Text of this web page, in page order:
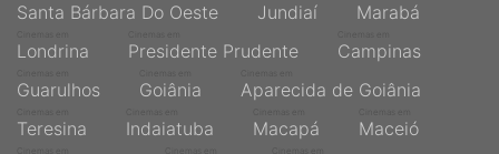
Santa Bárbara Do Oeste Jundiaí Marabá
Londrina Presidente Prudente Campinas
Guarulhos Goiânia Aparecida de Goiânia
Teresina Indaiatuba Macapá Maceió